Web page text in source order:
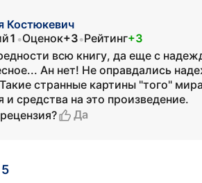
Костюкевич
1 •Оценок+3•Рейтинг+3
всю книгу, да еще с
Ан нет! Не оправдались
странные картины "того"
и средства на это произведение.
Да